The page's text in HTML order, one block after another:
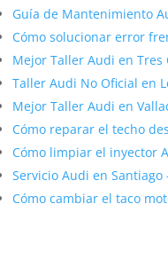
Guía de Mantenimiento
Cómo solucionar error
Mejor Taller Audi en Tres
Taller Audi No Oficial en
Mejor Taller Audi en
Cómo reparar el techo
Cómo limpiar el inyector
Servicio Audi en
Cómo cambiar el taco